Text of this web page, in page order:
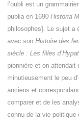
l’oubli est un
publia en 1690 Historia
philosophes]. Le sujet a
avec son Histoire des
siècle : Les filles
pionnière et on attendait
minutieusement le peu
anciens et
comparer et de les
connu de la vie politique